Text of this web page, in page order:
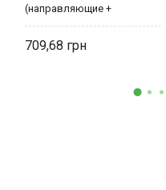
(направляющие +
709,68